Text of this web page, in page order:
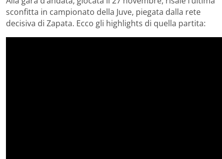
sconfitta in campionato della Juve, piegata dalla rete
decisiva di Zapata. Ecco gli highlights di quella partita: